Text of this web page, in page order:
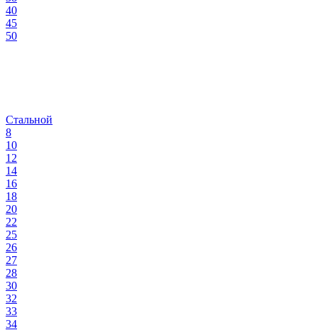
40
45
50
Стальной
8
10
12
14
16
18
20
22
25
26
27
28
30
32
33
34